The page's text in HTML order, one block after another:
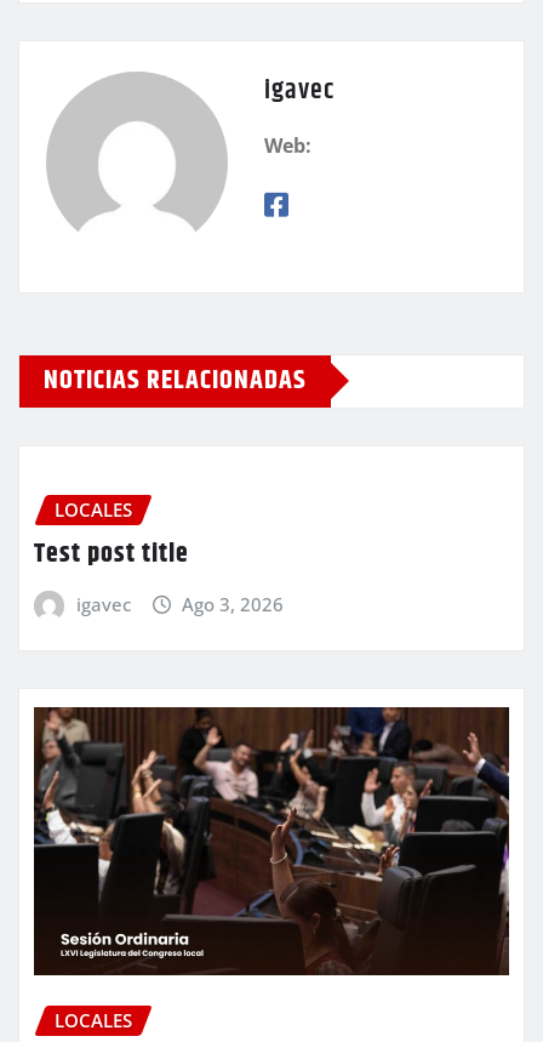
igavec
Web:
NOTICIAS RELACIONADAS
LOCALES
Test post title
igavec Ago 3, 2026
LOCALES